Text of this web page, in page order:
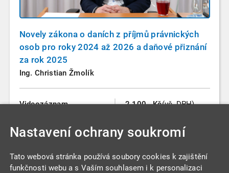
Novely zákona o daních z příjmů právnických
osob pro roky 2024 až 2026 a daňové přiznání
za rok 2025
Ing. Christian Žmolík
Videozáznam
3 hod 50 min
2.100,- Kč(vč. DPH)
Nastavení ochrany soukromí
Tato webová stránka používá soubory cookies k zajištění
funkčnosti webu a s Vaším souhlasem i k personalizaci